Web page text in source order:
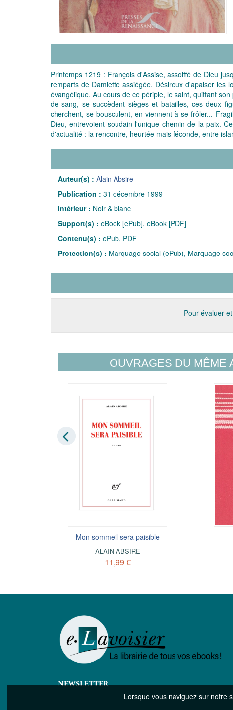
Lorsque vous naviguez sur notre
Printemps 1219 : François d'Assise, assoiffé de Dieu
remparts de Damiette assiégée. Désireux d'apaiser les
évangélique. Au cours de ce périple, le saint, quittant
de sang, se succèdent sièges et batailles, ces deux
cherchent, se bousculent, en viennent à se frôler...
Dieu, entrevoient soudain l'unique chemin de la paix.
d'actualité : la rencontre, heurtée mais féconde, entre
Auteur(s) : Alain Absire
Publication : 31 décembre 1999
Intérieur : Noir & blanc
Support(s) : eBook [ePub], eBook [PDF]
Contenu(s) : ePub, PDF
Protection(s) : Marquage social (ePub), Marquage
Pour évaluer
OUVRAGES DU MÊME
Mon sommeil sera paisible
ALAIN ABSIRE
11,99 €
NEWSLETTER